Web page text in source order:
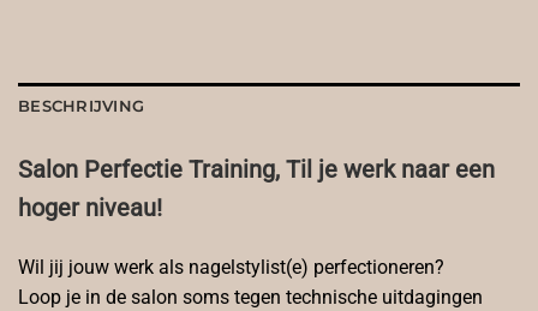
BESCHRIJVING
Salon Perfectie Training, Til je werk naar een
hoger niveau!
Wil jij jouw werk als nagelstylist(e) perfectioneren?
Loop je in de salon soms tegen technische uitdagingen